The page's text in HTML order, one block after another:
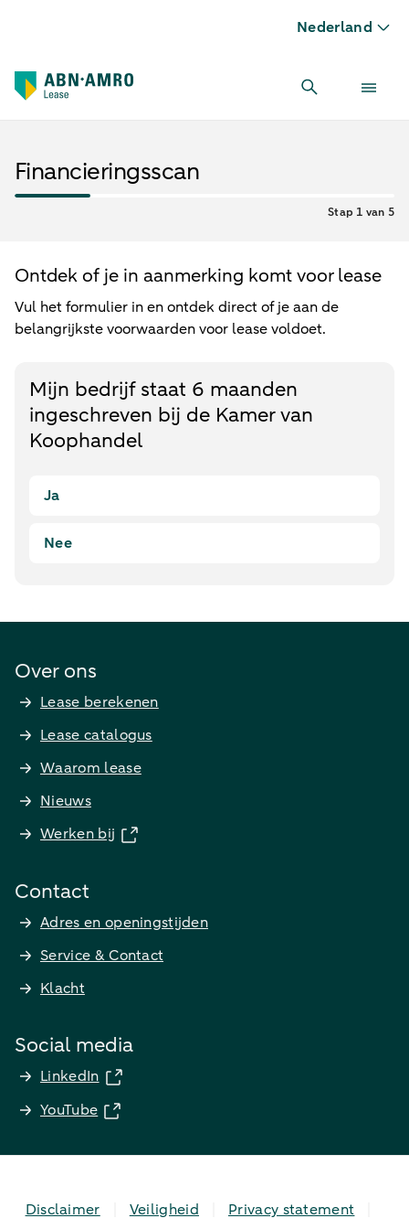
Nederland
Financieringsscan
Stap 1 van 5
Ontdek of je in aanmerking komt voor lease
Vul het formulier in en ontdek direct of je aan de
belangrijkste voorwaarden voor lease voldoet.
Mijn bedrijf staat 6 maanden
ingeschreven bij de Kamer van
Koophandel
Ja
Nee
Over ons
Lease berekenen
Lease catalogus
Waarom lease
Nieuws
Werken bij
Contact
Adres en openingstijden
Service & Contact
Klacht
Social media
LinkedIn
YouTube
Disclaimer Veiligheid Privacy statement